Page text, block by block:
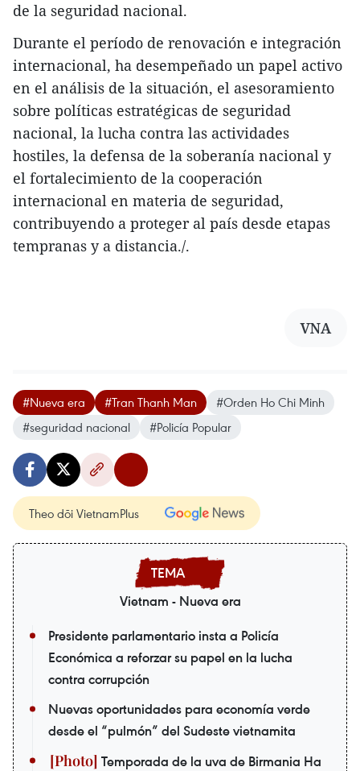
de la seguridad nacional.
Durante el período de renovación e integración
internacional, ha desempeñado un papel activo
en el análisis de la situación, el asesoramiento
sobre políticas estratégicas de seguridad
nacional, la lucha contra las actividades
hostiles, la defensa de la soberanía nacional y
el fortalecimiento de la cooperación
internacional en materia de seguridad,
contribuyendo a proteger al país desde etapas
tempranas y a distancia./.
VNA
#Nueva era #Tran Thanh Man
#Orden Ho Chi Minh
#seguridad nacional
#Policía Popular
Theo dõi VietnamPlus
Vietnam - Nueva era
Presidente parlamentario insta a Policía
Económica a reforzar su papel en la lucha
contra corrupción
Nuevas oportunidades para economía verde
desde el “pulmón” del Sudeste vietnamita
Temporada de la uva de Birmania Ha